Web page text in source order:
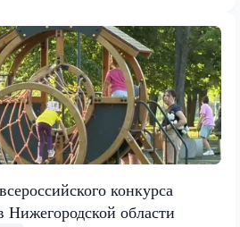
конкурса
области